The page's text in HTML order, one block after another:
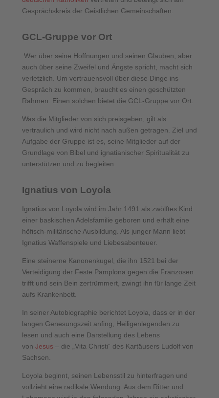
Gesprächskreis der Geistlichen Gemeinschaften.
GCL-Gruppe vor Ort
Wer über seine Hoffnungen und seinen Glauben, aber
auch über seine Zweifel und Ängste spricht, macht sich
verletzlich. Um vertrauensvoll über diese Dinge ins
Gespräch zu kommen, braucht es einen geschützten
Rahmen. Einen solchen bietet die GCL-Gruppe vor Ort.
Was die Mitglieder von sich preisgeben, gilt als
vertraulich und wird nicht nach außen getragen. Ziel und
Aufgabe der Gruppe ist es, seine Mitglieder auf der
Grundlage von Bibel und ignatianischer Spiritualität zu
unterstützen und zu begleiten.
Ignatius von Loyola
Ignatius von Loyola wird im Jahr 1491 als zwölftes Kind
einer baskischen Adelsfamilie geboren und erhält eine
höfisch-militärische Ausbildung. Als junger Mann liebt
Ignatius Waffenspiele und Liebesabenteuer.
Eine steinerne Kanonenkugel, die ihn 1521 bei der
Verteidigung der Feste Pamplona gegen die Franzosen
trifft und sein Bein zertrümmert, zwingt ihn für lange Zeit
aufs Krankenbett.
In seiner Autobiographie berichtet Loyola, dass er in der
langen Genesungszeit anfing, Heiligenlegenden zu
lesen und auch eine Darstellung des Lebens
von Jesus– die „Vita Christi“ des Kartäusers Ludolf von
Sachsen.
Loyola beginnt, seinen Lebensstil zu hinterfragen und
vollzieht eine radikale Wendung. Aus dem Ritter und